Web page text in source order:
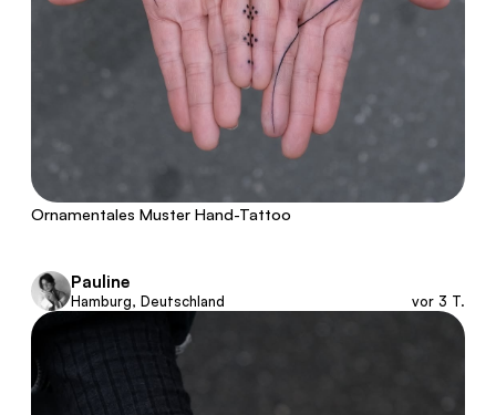
Ornamentales Muster Hand-Tattoo
Pauline
Hamburg, Deutschland vor 3 T.